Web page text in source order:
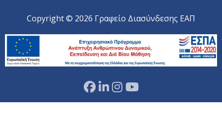
Copyright © 2026 Γραφείο Διασύνδεσης ΕΑΠ